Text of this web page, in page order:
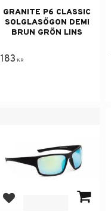
GRANITE P6 CLASSIC
SOLGLASÖGON DEMI
BRUN GRÖN LINS
183 KR
Add to favorites